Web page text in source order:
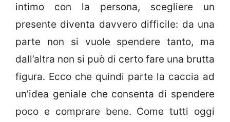
intimo con la persona, scegliere un
presente diventa davvero difficile: da una
parte non si vuole spendere tanto, ma
dall’altra non si può di certo fare una brutta
figura. Ecco che quindi parte la caccia ad
un’idea geniale che consenta di spendere
poco e comprare bene. Come tutti oggi